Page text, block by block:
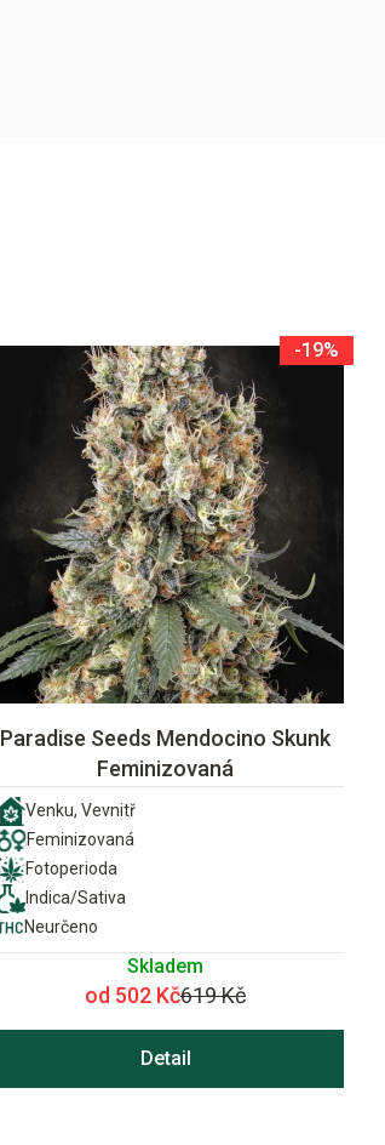
-19%
Paradise Seeds Mendocino Skunk
Feminizovaná
Venku, Vevnitř
Feminizovaná
Fotoperioda
Indica/Sativa
Neurčeno
Skladem
od 502 Kč619 Kč
Detail